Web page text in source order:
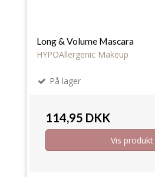
Long & Volume Mascara
HYPOAllergenic Makeup
På lager
114,95 DKK
Vis produkt